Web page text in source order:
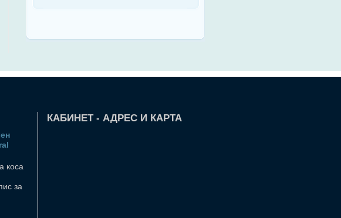
коса
за
КАБИНЕТ - АДРЕС И КАРТА